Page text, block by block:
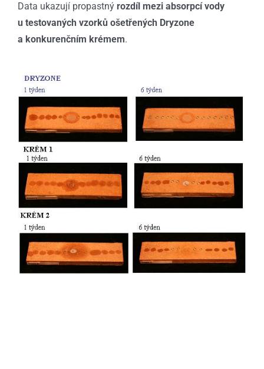
Data ukazují propastný rozdíl mezi absorpcí vody
u testovaných vzorků ošetřených Dryzone
a konkurenčním krémem.